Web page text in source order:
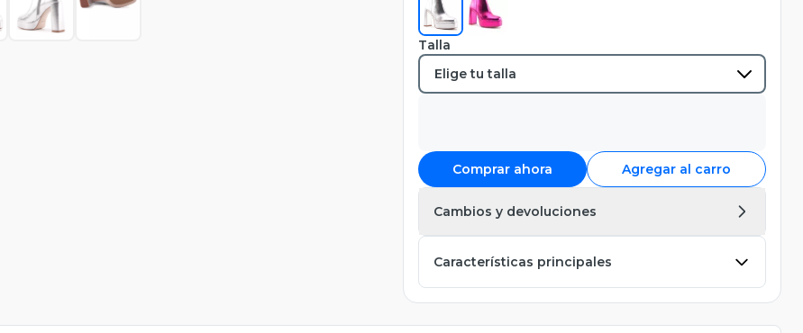
Talla
Comprar ahora Agregar al carro
Cambios y devoluciones
Características principales